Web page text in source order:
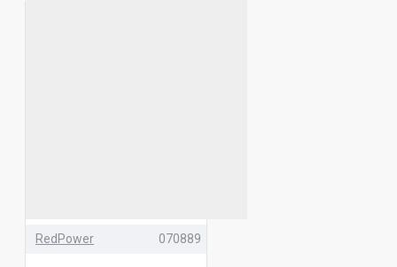
RedPower 070889